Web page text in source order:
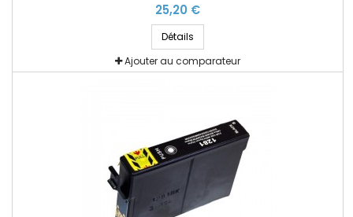
25,20 €
Détails
Ajouter au comparateur